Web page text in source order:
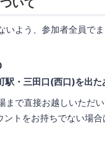
いよう、参加者全員で
駅・三田口(西口)を出た
まで直接お越しいた
トをお持ちでない場